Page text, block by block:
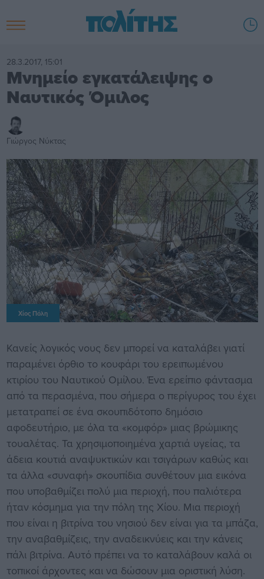
28.3.2017, 15:01
Μνημείο εγκατάλειψης ο
Ναυτικός Όμιλος
Γιώργος Νύκτας
Χίος Πόλη
Κανείς λογικός νους δεν μπορεί να καταλάβει γιατί
παραμένει όρθιο το κουφάρι του ερειπωμένου
κτιρίου του Ναυτικού Ομίλου. Ένα ερείπιο φάντασμα
από τα περασμένα, που σήμερα ο περίγυρος του έχει
μετατραπεί σε ένα σκουπιδότοπο δημόσιο
αφοδευτήριο, με όλα τα «κομφόρ» μιας βρώμικης
τουαλέτας. Τα χρησιμοποιημένα χαρτιά υγείας, τα
άδεια κουτιά αναψυκτικών και τσιγάρων καθώς και
τα άλλα «συναφή» σκουπίδια συνθέτουν μια εικόνα
που υποβαθμίζει πολύ μια περιοχή, που παλιότερα
ήταν κόσμημα για την πόλη της Χίου. Μια περιοχή
που είναι η βιτρίνα του νησιού δεν είναι για τα μπάζα,
την αναβαθμίζεις, την αναδεικνύεις και την κάνεις
πάλι βιτρίνα. Αυτό πρέπει να το καταλάβουν καλά οι
τοπικοί άρχοντες και να δώσουν μια οριστική λύση.